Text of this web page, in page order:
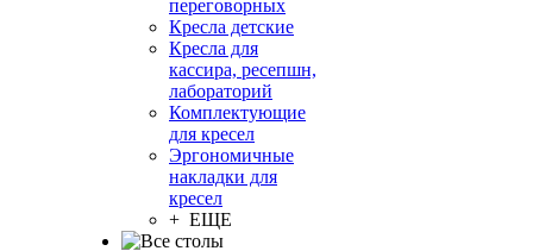
переговорных
Кресла детские
Кресла для
кассира, ресепшн,
лабораторий
Комплектующие
для кресел
Эргономичные
накладки для
кресел
+ ЕЩЕ